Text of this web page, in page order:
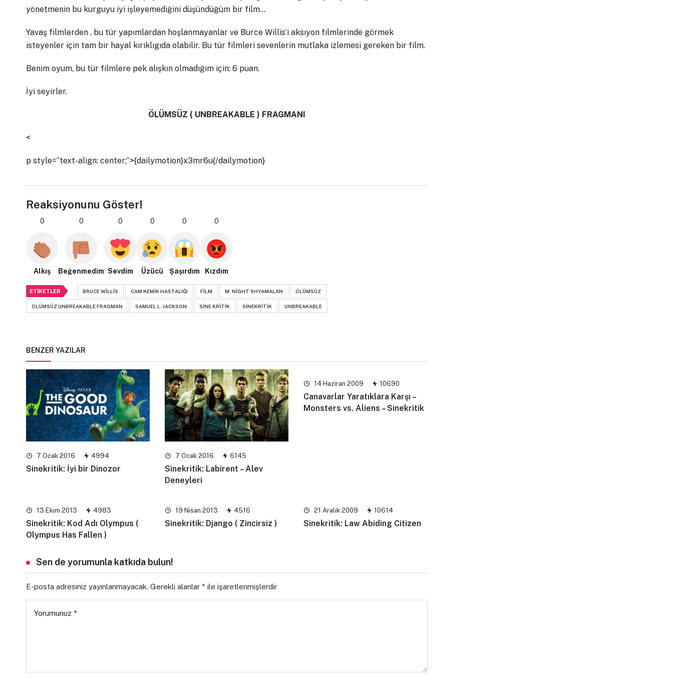
yönetmenin bu kurguyu iyi işleyemediğini düşündüğüm bir film…
Yavaş filmlerden , bu tür yapımlardan hoşlanmayanlar ve Burce Willis’i aksıyon filmlerinde görmek
isteyenler için tam bir hayal kırıklıgıda olabilir. Bu tür filmleri sevenlerin mutlaka izlemesi gereken bir film.
Benim oyum, bu tür filmlere pek alışkın olmadığım için: 6 puan.
İyi seyirler.
ÖLÜMSÜZ ( UNBREAKABLE ) FRAGMANI
<
p style=”text-align: center;”>{dailymotion}x3mr6u{/dailymotion}
Reaksiyonunu Göster!
0
Alkış
0
Beğenmedim
0
Sevdim
0
Üzücü
0
Şaşırdım
0
Kızdım
ETIKETLER BRUCE WILLIS CAM KEMIK HASTALIĞI FILM M. NIGHT SHYAMALAN ÖLÜMSÜZ
ÖLÜMSÜZ UNBREAKABLE FRAGMAN SAMUEL L. JACKSON SINE KRITIK SINEKRITIK UNBREAKABLE
BENZER YAZILAR
7 Ocak 2016 4994
Sinekritik: İyi bir Dinozor
7 Ocak 2016 6145
Sinekritik: Labirent – Alev
Deneyleri
14 Haziran 2009 10690
Canavarlar Yaratıklara Karşı –
Monsters vs. Aliens – Sinekritik
13 Ekim 2013 4983
Sinekritik: Kod Adı Olympus (
Olympus Has Fallen )
19 Nisan 2013 4516
Sinekritik: Django ( Zincirsiz )
21 Aralık 2009 10614
Sinekritik: Law Abiding Citizen
Sen de yorumunla katkıda bulun!
E-posta adresiniz yayınlanmayacak. Gerekli alanlar * ile işaretlenmişlerdir
Yorumunuz *